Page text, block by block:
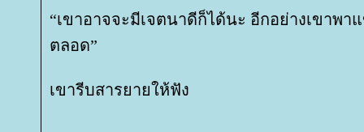
“เขาอาจจะมีเจตนาดีก็ได้นะ อีกอย่างเขาพา
ตลอด”
เขารีบสารยายให้ฟัง